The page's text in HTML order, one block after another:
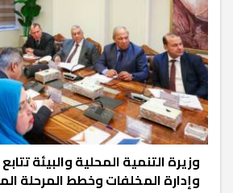
وزيرة التنمية المحلية والبيئة
وإدارة المخلفات وخطط المرحلة